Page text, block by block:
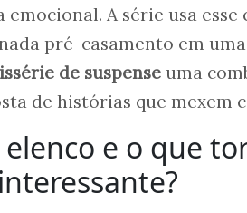
A série usa
pré-casamento em
de suspense uma
de histórias que mexem
e o que